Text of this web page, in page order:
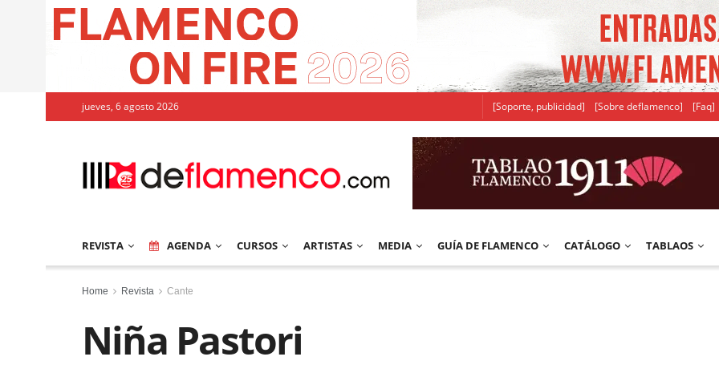
jueves, 6 agosto 2026 [Soporte, publicidad] [Sobre deflamenco] [Faq]
REVISTA AGENDA CURSOS ARTISTAS MEDIA GUÍA DE FLAMENCO CATÁLOGO TABLAOS
Home Revista Cante
Niña Pastori